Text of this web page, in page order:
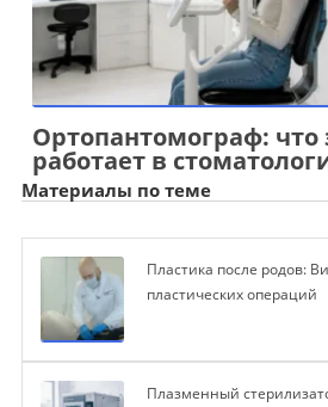
Ортопантомограф: что
работает в
Материалы по теме
Пластика после родов:
пластических операций
Плазменный